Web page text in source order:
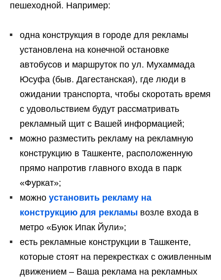
пешеходной. Например:
одна конструкция в городе для рекламы
установлена на конечной остановке
автобусов и маршруток по ул. Мухаммада
Юсуфа (быв. Дагестанская), где люди в
ожидании транспорта, чтобы скоротать время
с удовольствием будут рассматривать
рекламный щит с Вашей информацией;
можно разместить рекламу на рекламную
конструкцию в Ташкенте, расположенную
прямо напротив главного входа в парк
«Фуркат»;
можно установить рекламу на
конструкцию для рекламы возле входа в
метро «Буюк Ипак Йули»;
есть рекламные конструкции в Ташкенте,
которые стоят на перекрестках с оживленным
движением – Ваша реклама на рекламных